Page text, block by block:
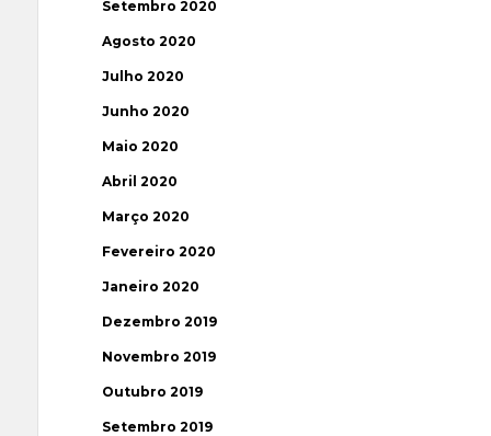
Setembro 2020
Agosto 2020
Julho 2020
Junho 2020
Maio 2020
Abril 2020
Março 2020
Fevereiro 2020
Janeiro 2020
Dezembro 2019
Novembro 2019
Outubro 2019
Setembro 2019